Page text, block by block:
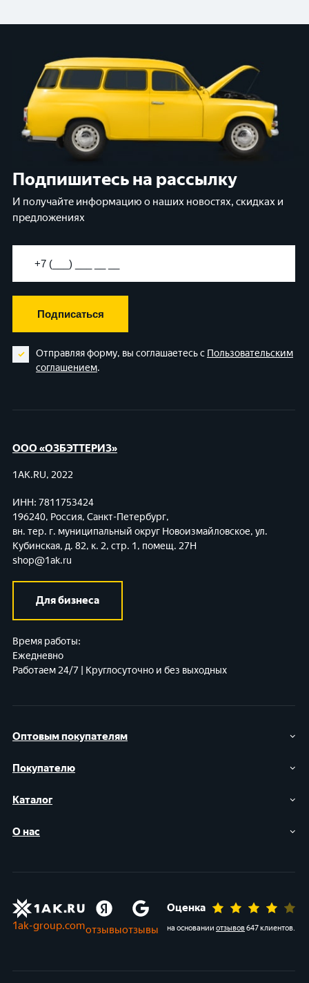
Подпишитесь на рассылку
И получайте информацию о наших новостях, скидках и
предложениях
Подписаться
Отправляя форму, вы соглашаетесь с Пользовательским
соглашением.
Оптовым покупателям
Покупателю
Каталог
О нас
ООО «ОЗБЭТТЕРИЗ»
1AK.RU, 2022
ИНН: 7811753424
196240, Россия, Санкт-Петербург,
вн. тер. г. муниципальный округ Новоизмайловское, ул.
Кубинская, д. 82, к. 2, стр. 1, помещ. 27Н
shop@1ak.ru
Для бизнеса
Время работы:
Ежедневно
Работаем 24/7 | Круглосуточно и без выходных
1ak-group.comотзывыотзывы
Оценка
на основании отзывов647 клиентов.